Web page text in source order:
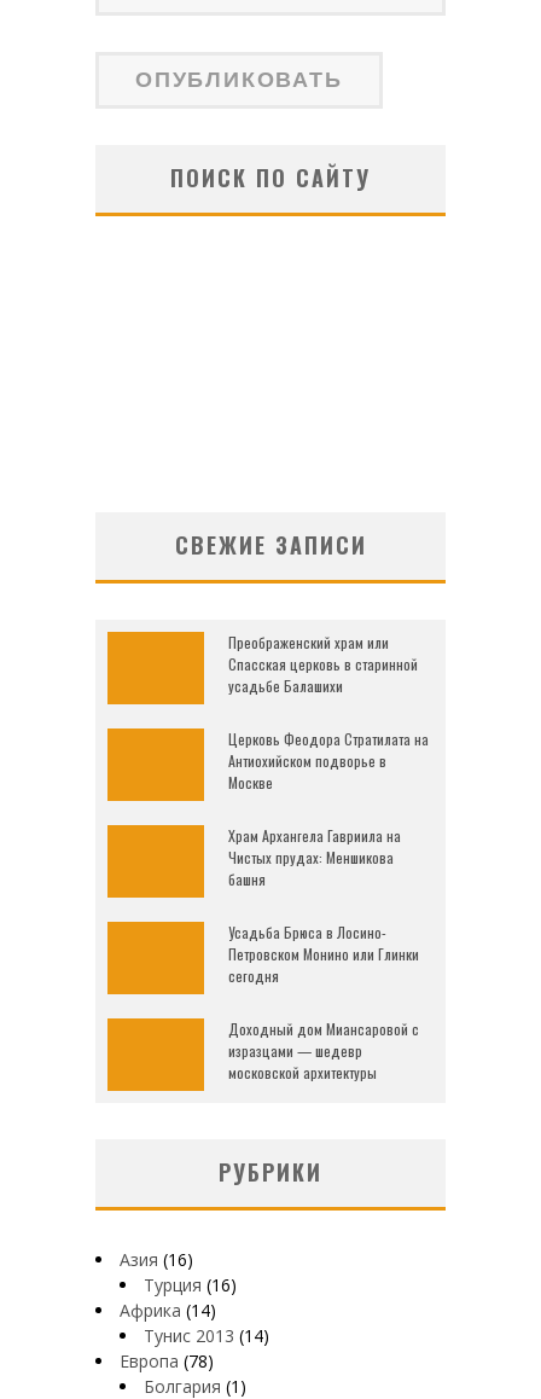
ПОИСК ПО САЙТУ
СВЕЖИЕ ЗАПИСИ
Преображенский храм или
Спасская церковь в старинной
усадьбе Балашихи
Церковь Феодора Стратилата на
Антиохийском подворье в
Москве
Храм Архангела Гавриила на
Чистых прудах: Меншикова
башня
Усадьба Брюса в Лосино-
Петровском Монино или Глинки
сегодня
Доходный дом Миансаровой с
изразцами — шедевр
московской архитектуры
РУБРИКИ
Азия (16)
Турция (16)
Африка (14)
Тунис 2013 (14)
Европа (78)
Болгария (1)